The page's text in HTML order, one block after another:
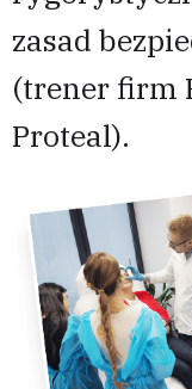
zasad
(trener firm
Proteal).